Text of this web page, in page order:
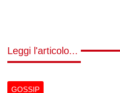
Leggi l'articolo...
GOSSIP